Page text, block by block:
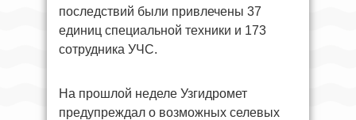
последствий были привлечены 37
единиц специальной техники и 173
сотрудника УЧС.
На прошлой неделе Узгидромет
предупреждал о возможных селевых